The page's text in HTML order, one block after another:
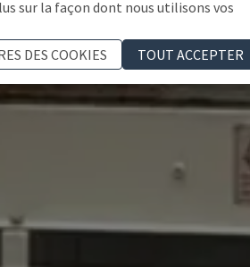
sur la façon dont nous utilisons vos
DES COOKIES
TOUT ACCEPTER